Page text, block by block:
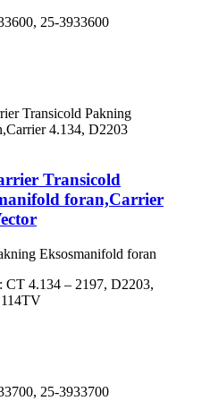
25-3933600
Transicold
foran,Carrier
Eksosmanifold foran
CT 4.134 – 2197, D2203,
25-3933700